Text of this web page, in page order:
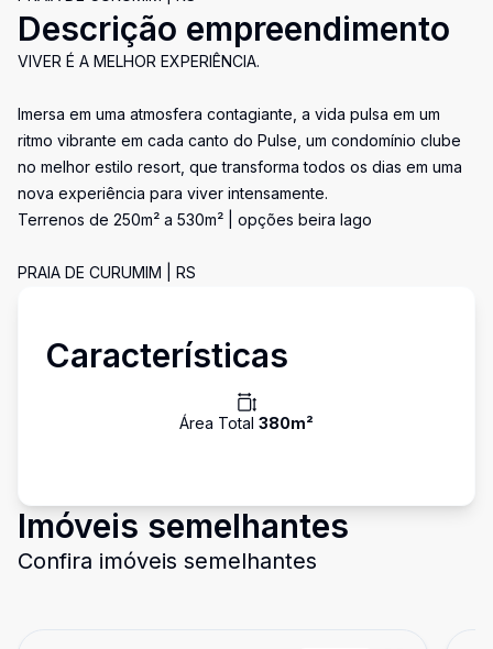
Descrição empreendimento
VIVER É A MELHOR EXPERIÊNCIA.
Imersa em uma atmosfera contagiante, a vida pulsa em um
ritmo vibrante em cada canto do Pulse, um condomínio clube
no melhor estilo resort, que transforma todos os dias em uma
nova experiência para viver intensamente.
Terrenos de 250m² a 530m² | opções beira lago
PRAIA DE CURUMIM | RS
Características
Área Total 380m²
Imóveis semelhantes
Confira imóveis semelhantes